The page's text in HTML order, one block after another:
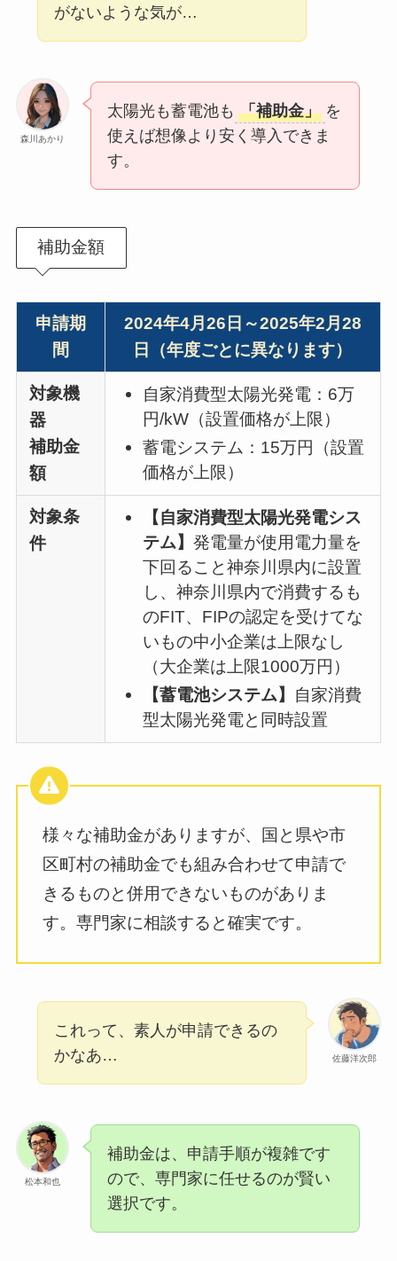
がないような気が…
森川あかり
太陽光も蓄電池も 「補助金」 を
使えば想像より安く導入できま
す。
補助金額
申請期
間
2024年4月26日～2025年2月28
日（年度ごとに異なります）
対象機
器
補助金
額
自家消費型太陽光発電：6万
円/kW（設置価格が上限）
蓄電システム：15万円（設置
価格が上限）
対象条
件
【自家消費型太陽光発電シス
テム】発電量が使用電力量を
下回ること神奈川県内に設置
し、神奈川県内で消費するも
のFIT、FIPの認定を受けてな
いもの中小企業は上限なし
（大企業は上限1000万円）
【蓄電池システム】 自家消費
型太陽光発電と同時設置
様々な補助金がありますが、国と県や市
区町村の補助金でも組み合わせて申請で
きるものと併用できないものがありま
す。専門家に相談すると確実です。
佐藤洋次郎
これって、素人が申請できるの
かなあ…
松本和也
補助金は、申請手順が複雑です
ので、専門家に任せるのが賢い
選択です。